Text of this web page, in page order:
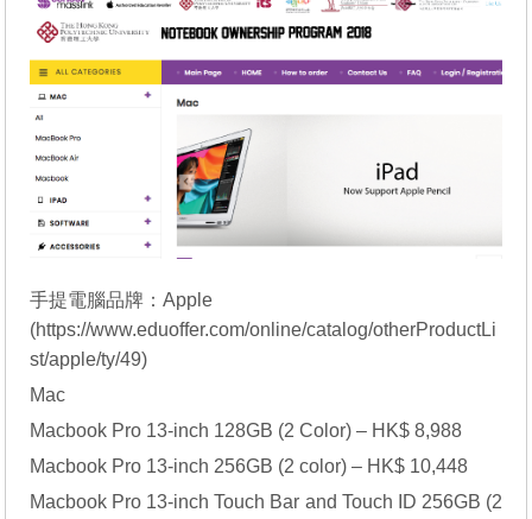
手提電腦品牌：Apple
(https://www.eduoffer.com/online/catalog/otherProductLi
st/apple/ty/49)
Mac
Macbook Pro 13-inch 128GB (2 Color) – HK$ 8,988
Macbook Pro 13-inch 256GB (2 color) – HK$ 10,448
Macbook Pro 13-inch Touch Bar and Touch ID 256GB (2